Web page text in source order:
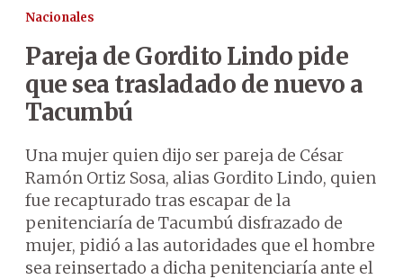
Nacionales
Pareja de Gordito Lindo pide
que sea trasladado de nuevo a
Tacumbú
Una mujer quien dijo ser pareja de César
Ramón Ortiz Sosa, alias Gordito Lindo, quien
fue recapturado tras escapar de la
penitenciaría de Tacumbú disfrazado de
mujer, pidió a las autoridades que el hombre
sea reinsertado a dicha penitenciaría ante el